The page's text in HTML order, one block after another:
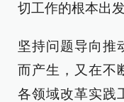
切工作的根本出
坚持问题导向推
而产生，又在不
各领域改革实践